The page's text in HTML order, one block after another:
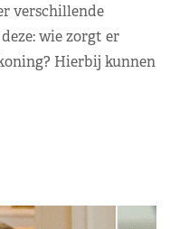
verschillende
wie zorgt er
Hierbij kunnen